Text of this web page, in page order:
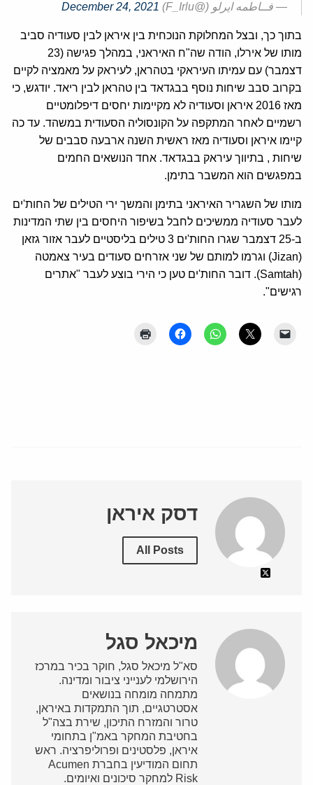
— فــاطمه ایرلو (@F_Irlu) December 24, 2021
בתוך כך, ובצל המחלוקת הנוכחית בין איראן לבין סעודיה סביב
מותו של אירלו, הודה שה"ח האיראני, במהלך פגישה (23
דצמבר) עם עמיתו העיראקי בטהראן, לעיראק על מאמציה לקיים
בקרוב סבב שיחות נוסף בבגדאד בין טהראן לבין ריאד. יודגש, כי
מאז 2016 איראן וסעודיה לא מקיימות יחסים דיפלומטיים
רשמיים לאחר המתקפה על הקונסוליה הסעודית במשהד. עד כה
קיימו איראן וסעודיה מאז ראשית השנה ארבעה סבבים של
שיחות , בתיווך עיראק בבגדאד. אחד הנושאים החמים
במפגשים הוא המשבר בתימן.
מותו של השגריר האיראני בתימן והמשך ירי הטילים של החות'ים
לעבר סעודיה ממשיכים לחבל בשיפור היחסים בין שתי המדינות
ב-25 דצמבר שגרו החות'ים 3 טילים בליסטיים לעבר אזור גזאן
(Jizan) וגרמו למותם של שני אזרחים סעודים בעיר צאמטה
(Samtah). דובר החות'ים טען כי הירי בוצע לעבר "אתרים
רגישים".
דסק איראן
All Posts
מיכאל סגל
סא"ל מיכאל סגל, חוקר בכיר במרכז
הירושלמי לענייני ציבור ומדינה.
מתמחה מומחה בנושאים
אסטרטגיים, תוך התמקדות באיראן,
טרור והמזרח התיכון, שירת בצה"ל
בחטיבת המחקר באמ"ן בתחומי
איראן, פלסטינים ופרוליפרציה. ראש
תחום המודיעין בחברת Acumen
Risk למחקר סיכונים ואיומים.